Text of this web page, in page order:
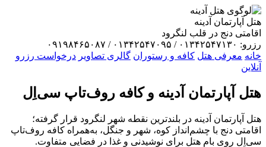
هتل آپارتمان آدینه
اقامتی دنج در قلب لنگرود
رزرو: ۰۱۳۴۲۵۴۷۱۳۰ / ۰۱۳۴۲۵۴۷۰۹۵ / ۰۹۱۹۸۴۶۵۰۸۷
خانه معرفی هتل کافه و رستوران گالری تصاویر درخواست رزرو
آنلاین
هتل آپارتمان آدینه و کافه روف‌تاپ سی‌اِل
هتل آپارتمان آدینه در بلندترین نقطه شهر لنگرود قرار گرفته؛
اقامتی دنج با چشم‌انداز کوه، شهر و جنگل، به‌همراه کافه روف‌تاپ
سی‌اِل روی بام هتل برای نوشیدنی و غذا در فضایی متفاوت.